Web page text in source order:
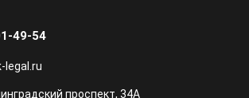
49-54
legal.ru
проспект, 34А